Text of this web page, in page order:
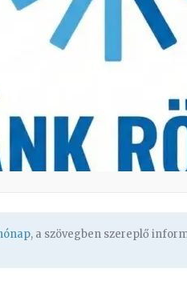
, a szövegben szereplő